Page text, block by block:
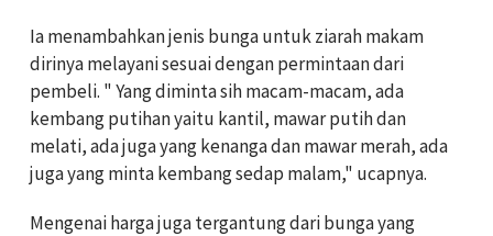
Ia menambahkan jenis bunga untuk ziarah makam
dirinya melayani sesuai dengan permintaan dari
pembeli. " Yang diminta sih macam-macam, ada
kembang putihan yaitu kantil, mawar putih dan
melati, ada juga yang kenanga dan mawar merah, ada
juga yang minta kembang sedap malam," ucapnya.
Mengenai harga juga tergantung dari bunga yang